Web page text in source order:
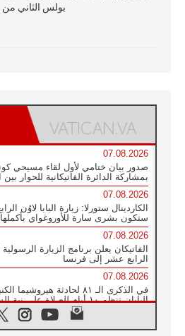
بولس الثاني من
07.08.2026
صدور بيان ختامي لأول لقاء مسيحي
بمشاركة الدائرة الفاتيكانية للحوار بين
07.08.2026
الكاردينال ستورلا: زيارة البابا لاوُن
ستكون بشرى سارة للأوروغواي بأكملها
07.08.2026
الفاتيكان يعلن برنامج الزيارة الرسولية
الرابع عشر إلى فرنسا
07.08.2026
في الذكرى الـ ٨١ لحادثة
اليابان تنظم ١٠ أيام للصلاة على نية السلام
الكنيسة في الأوروغواي: زيارة البابا